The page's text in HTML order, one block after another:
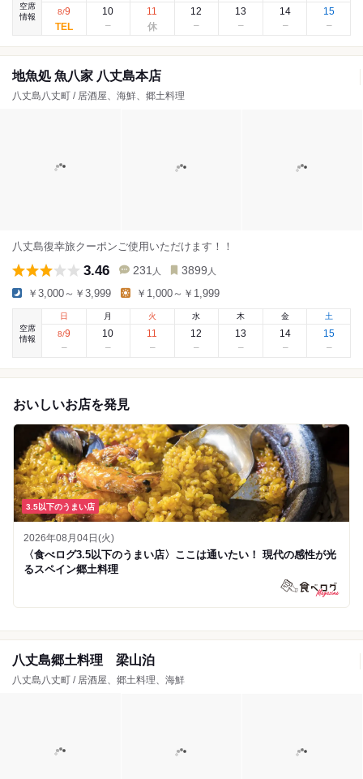
空席
情報
8/9 10 11 12 13 14 15
地魚処 魚八家 八丈島本店
八丈島八丈町 / 居酒屋、海鮮、郷土料理
八丈島復幸旅クーポンご使用いただけます！！
3.46 231 人 3899 人
￥3,000～￥3,999 ￥1,000～￥1,999
空席
情報
日
8/9
月
10
火
11
水
12
木
13
金
14
土
15
おいしいお店を発見
3.5以下のうまい店
2026年08月04日(火)
〈食べログ3.5以下のうまい店〉ここは通いたい！ 現代の感性が光
るスペイン郷土料理
八丈島郷土料理 梁山泊
八丈島八丈町 / 居酒屋、郷土料理、海鮮